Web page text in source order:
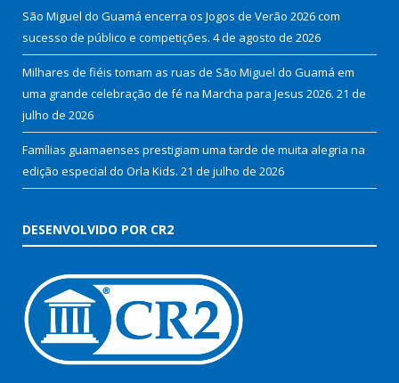
São Miguel do Guamá encerra os Jogos de Verão 2026 com
sucesso de público e competições. 4 de agosto de 2026
Milhares de fiéis tomam as ruas de São Miguel do Guamá em
uma grande celebração de fé na Marcha para Jesus 2026. 21 de
julho de 2026
Famílias guamaenses prestigiam uma tarde de muita alegria na
edição especial do Orla Kids. 21 de julho de 2026
DESENVOLVIDO POR CR2